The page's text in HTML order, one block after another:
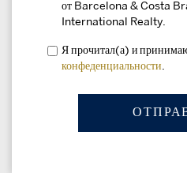
от Barcelona & Costa
International Realty.
Я прочитал(а) и
конфеденциальности